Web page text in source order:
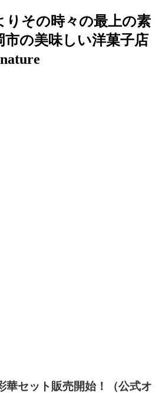
りその時々の最上の素
市の美味しい洋菓子店
華セット販売開始！（公式オ